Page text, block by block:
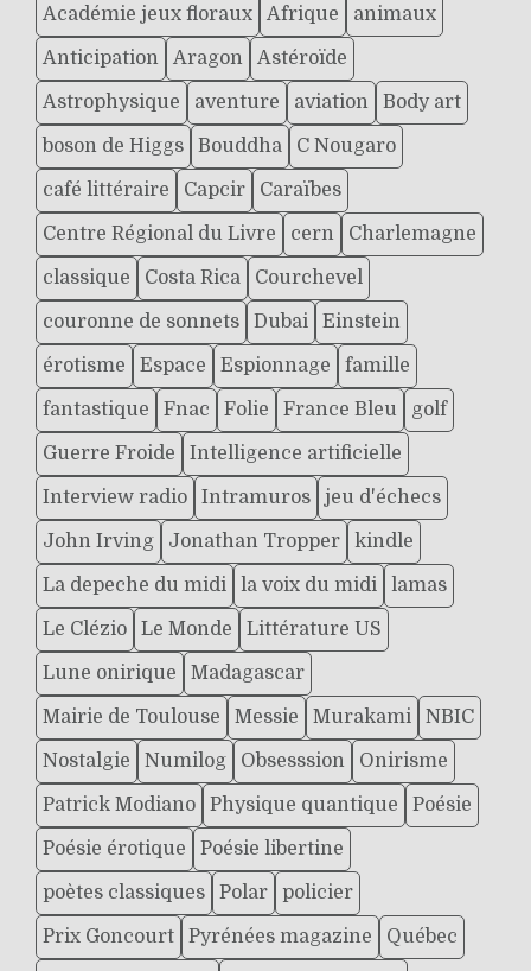
Académie jeux floraux Afrique animaux
Anticipation Aragon Astéroïde
Astrophysique aventure aviation Body art
boson de Higgs Bouddha C Nougaro
café littéraire Capcir Caraïbes
Centre Régional du Livre cern Charlemagne
classique Costa Rica Courchevel
couronne de sonnets Dubai Einstein
érotisme Espace Espionnage famille
fantastique Fnac Folie France Bleu golf
Guerre Froide Intelligence artificielle
Interview radio Intramuros jeu d'échecs
John Irving Jonathan Tropper kindle
La depeche du midi la voix du midi lamas
Le Clézio Le Monde Littérature US
Lune onirique Madagascar
Mairie de Toulouse Messie Murakami NBIC
Nostalgie Numilog Obsesssion Onirisme
Patrick Modiano Physique quantique Poésie
Poésie érotique Poésie libertine
poètes classiques Polar policier
Prix Goncourt Pyrénées magazine Québec